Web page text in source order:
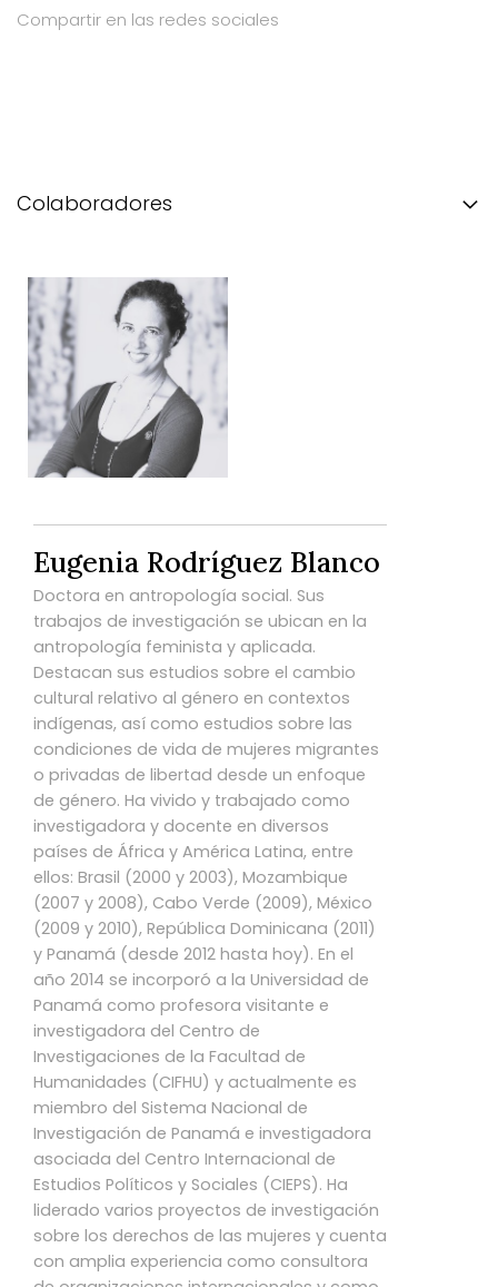
Compartir en las redes sociales
Colaboradores
Eugenia Rodríguez Blanco
Doctora en antropología social. Sus
trabajos de investigación se ubican en la
antropología feminista y aplicada.
Destacan sus estudios sobre el cambio
cultural relativo al género en contextos
indígenas, así como estudios sobre las
condiciones de vida de mujeres migrantes
o privadas de libertad desde un enfoque
de género. Ha vivido y trabajado como
investigadora y docente en diversos
países de África y América Latina, entre
ellos: Brasil (2000 y 2003), Mozambique
(2007 y 2008), Cabo Verde (2009), México
(2009 y 2010), República Dominicana (2011)
y Panamá (desde 2012 hasta hoy). En el
año 2014 se incorporó a la Universidad de
Panamá como profesora visitante e
investigadora del Centro de
Investigaciones de la Facultad de
Humanidades (CIFHU) y actualmente es
miembro del Sistema Nacional de
Investigación de Panamá e investigadora
asociada del Centro Internacional de
Estudios Políticos y Sociales (CIEPS). Ha
liderado varios proyectos de investigación
sobre los derechos de las mujeres y cuenta
con amplia experiencia como consultora